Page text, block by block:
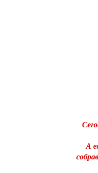
А